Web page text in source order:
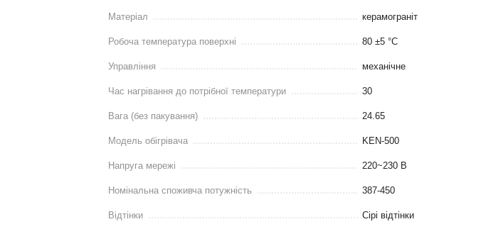
Матеріал керамограніт
Робоча температура поверхні 80 ±5 °С
Управління механічне
Час нагрівання до потрібної температури 30
Вага (без пакування) 24.65
Модель обігрівача KEN-500
Напруга мережі 220~230 В
Номінальна споживча потужність 387-450
Відтінки Сірі відтінки